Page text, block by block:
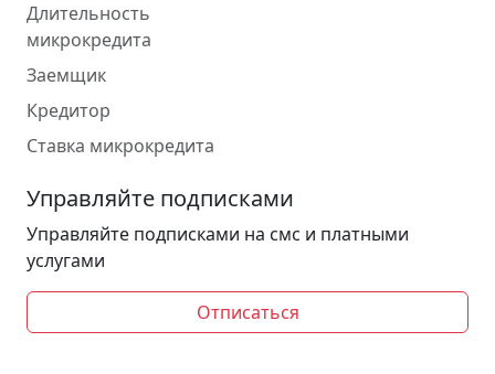
Длительность
микрокредита
Заемщик
Кредитор
Ставка микрокредита
Управляйте подписками
Управляйте подписками на смс и платными
услугами
Отписаться